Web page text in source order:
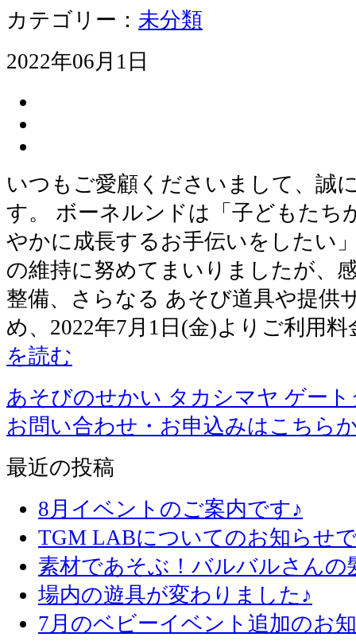
カテゴリー： 未分類
2022年06月1日
いつもご愛顧くださいまして、誠
す。 ボーネルンドは「子どもたち
やかに成長するお手伝いをしたい
の維持に努めてまいりましたが、
整備、さらなる あそび道具や提供
め、2022年7月1日(金)よりご利用
を読む
あそびのせかい タカシマヤ ゲー
お問い合わせ・お申込みはこちら
最近の投稿
8月イベントのご案内です♪
TGM LABについてのお知らせ
素材であそぶ！バルバルさん
場内の遊具が変わりました♪
7月のベビーイベント追加のお